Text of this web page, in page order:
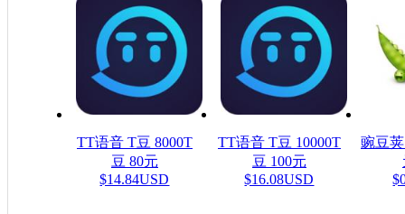
TT语音 T豆 8000T
豆 80元
$14.84USD
TT语音 T豆 10000T
豆 100元
$16.08USD
豌豆